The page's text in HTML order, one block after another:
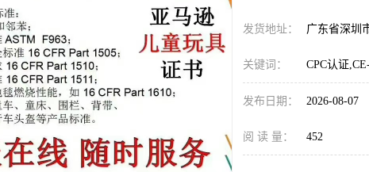
发货地址： 广东省深圳
关键词： CPC认证
发布日期： 2026-08-07
阅 读 量： 452